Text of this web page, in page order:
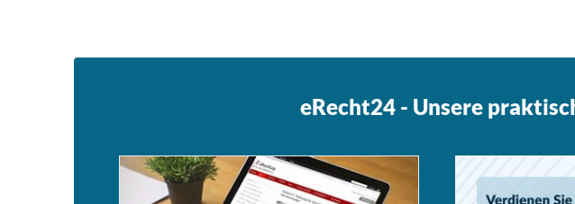
eRecht24 - Unsere